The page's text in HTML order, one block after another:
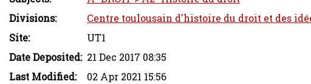
Divisions:
Centre toulousain d'histoire du droit et des
Site:
UT1
Date Deposited: 21 Dec 2017 08:35
Last Modified:
02 Apr 2021 15:56